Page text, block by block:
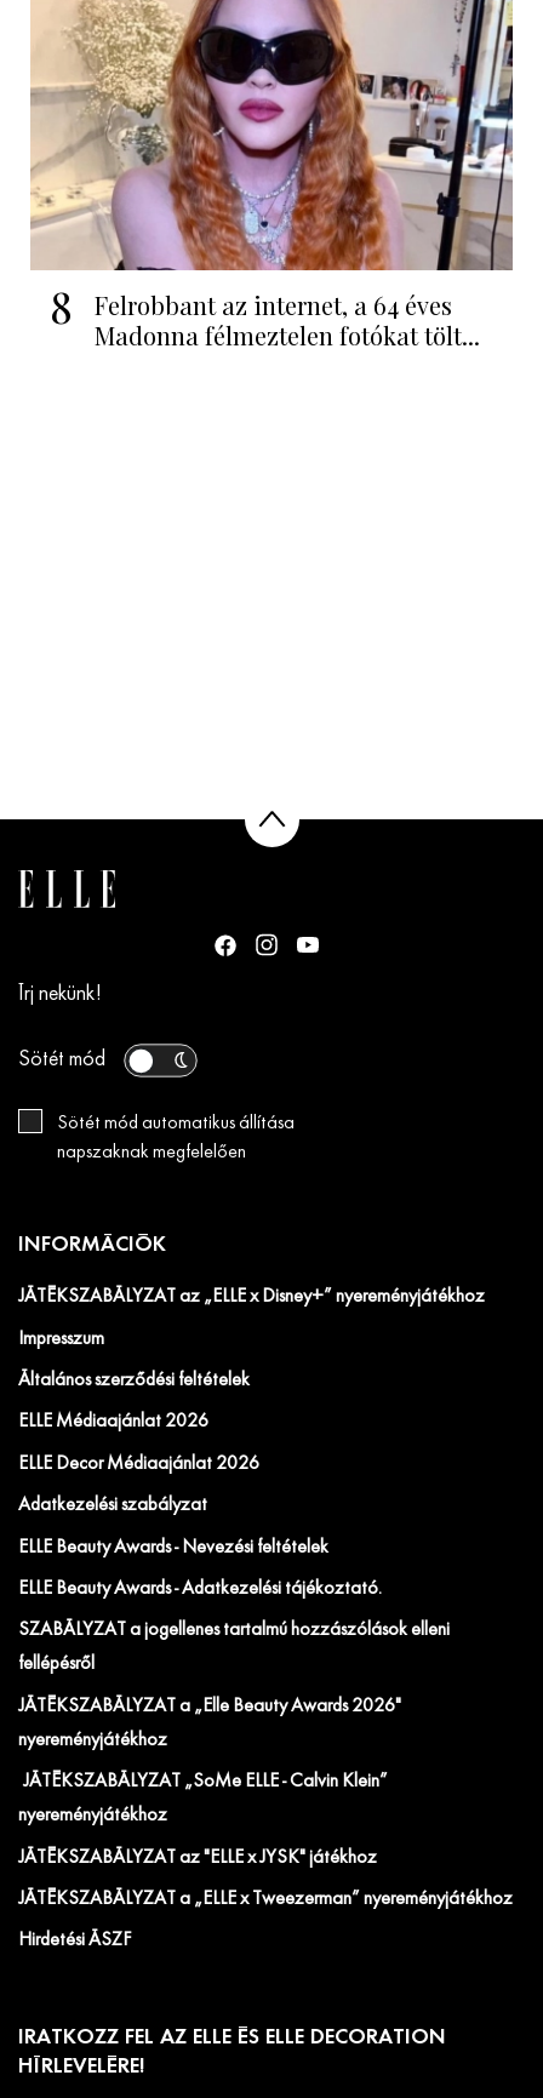
8
Felrobbant az internet, a 64 éves
Madonna félmeztelen fotókat tölt...
Írj nekünk!
Sötét mód
Sötét mód automatikus állítása
napszaknak megfelelően
INFORMÁCIÓK
JÁTÉKSZABÁLYZAT az „ELLE x Disney+” nyereményjátékhoz
Impresszum
Általános szerződési feltételek
ELLE Médiaajánlat 2026
ELLE Decor Médiaajánlat 2026
Adatkezelési szabályzat
ELLE Beauty Awards - Nevezési feltételek
ELLE Beauty Awards - Adatkezelési tájékoztató.
SZABÁLYZAT a jogellenes tartalmú hozzászólások elleni
fellépésről
JÁTÉKSZABÁLYZAT a „Elle Beauty Awards 2026"
nyereményjátékhoz
JÁTÉKSZABÁLYZAT „SoMe ELLE - Calvin Klein”
nyereményjátékhoz
JÁTÉKSZABÁLYZAT az "ELLE x JYSK" játékhoz
JÁTÉKSZABÁLYZAT a „ELLE x Tweezerman” nyereményjátékhoz
Hirdetési ÁSZF
IRATKOZZ FEL AZ ELLE ÉS ELLE DECORATION
HÍRLEVELÉRE!